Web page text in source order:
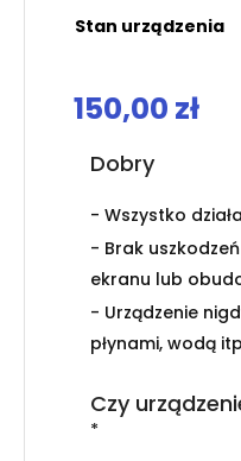
Stan urządzenia
150,00 zł
Dobry
- Wszystko
- Brak
ekranu lub
- Urządzenie
płynami, wodą
Czy
*